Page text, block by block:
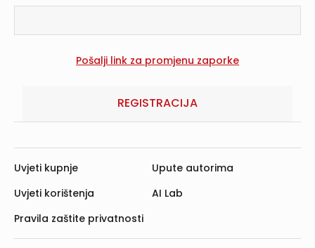
REGISTRACIJA
Uvjeti kupnje
Uvjeti korištenja
Pravila zaštite privatnosti
Upute autorima
AI Lab